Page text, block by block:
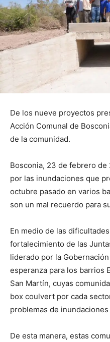
De los nueve proyectos
Acción Comunal de
de la comunidad.
Bosconia, 23 de febrero
por las inundaciones que
octubre pasado en varios
son un mal recuerdo para
En medio de las
fortalecimiento de las
liderado por la
esperanza para los barrios
San Martín, cuyas
box coulvert por cada
problemas de
De esta manera, estas